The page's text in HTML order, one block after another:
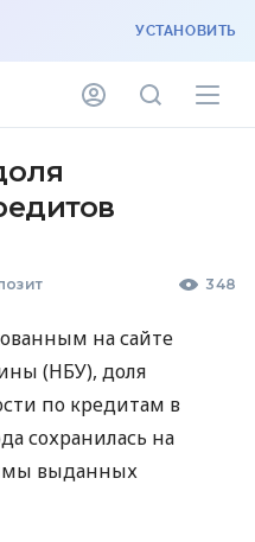
УСТАНОВИТЬ
348
на сайте
(НБУ), доля
по кредитам в
сохранилась на
выданных